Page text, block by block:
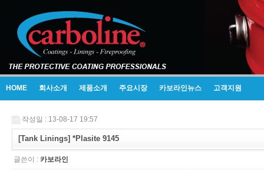
HOME 회사소개 제품소개 주요시장 카보라인뉴스 고객지원
작성일 : 13-08-17 19:57
[Tank Linings] *Plasite 9145
글쓴이 : 카보라인